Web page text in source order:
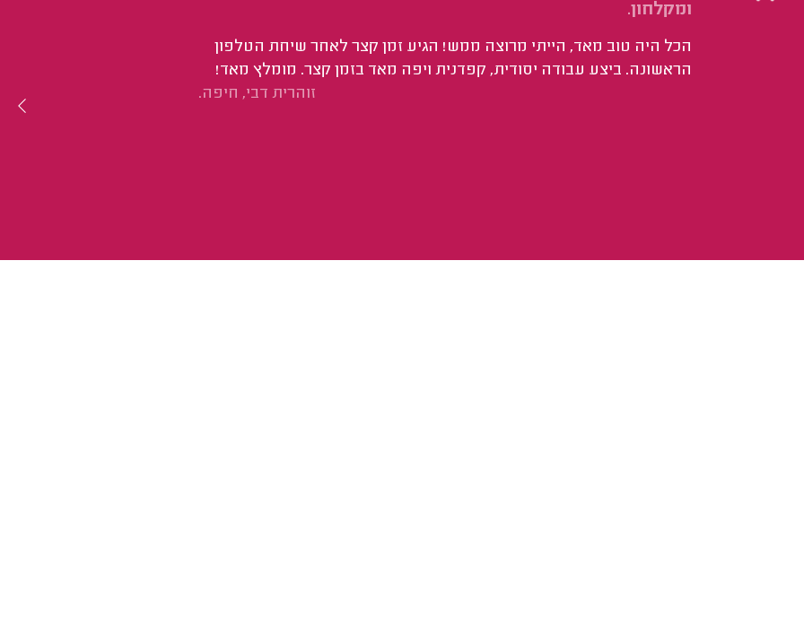
ומקלחון.
הכל היה טוב מאד, הייתי מרוצה ממש! הגיע זמן קצר לאחר שיחת הטלפון
הראשונה. ביצע עבודה יסודית, קפדנית ויפה מאד בזמן קצר. מומלץ מאד!
זוהרית דבי, חיפה.